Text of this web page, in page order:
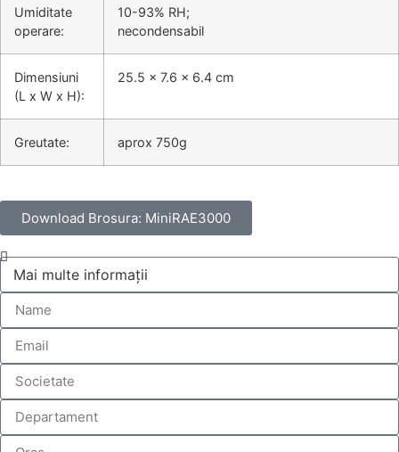
Umiditate
operare:
10-93% RH;
necondensabil
Dimensiuni
(L x W x H):
25.5 x 7.6 x 6.4 cm
Greutate: aprox 750g
Download Brosura: MiniRAE3000